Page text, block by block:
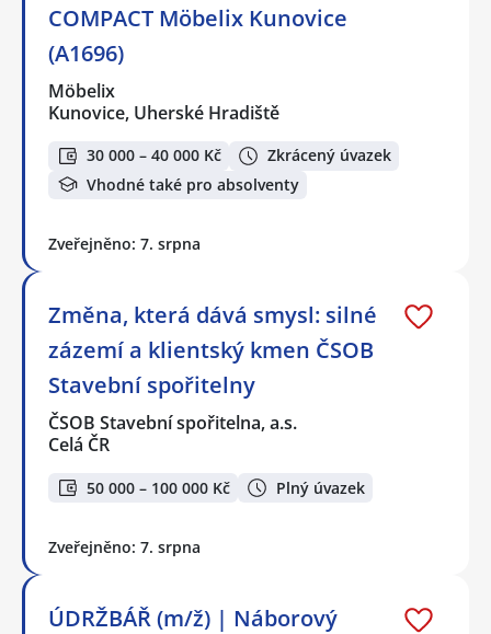
COMPACT Möbelix Kunovice
(A1696)
Möbelix
Kunovice, Uherské Hradiště
30 000 – 40 000 Kč
Zkrácený úvazek
Vhodné také pro absolventy
Zveřejněno: 7. srpna
Změna, která dává smysl: silné
zázemí a klientský kmen ČSOB
Stavební spořitelny
ČSOB Stavební spořitelna, a.s.
Celá ČR
50 000 – 100 000 Kč Plný úvazek
Zveřejněno: 7. srpna
ÚDRŽBÁŘ (m/ž) | Náborový